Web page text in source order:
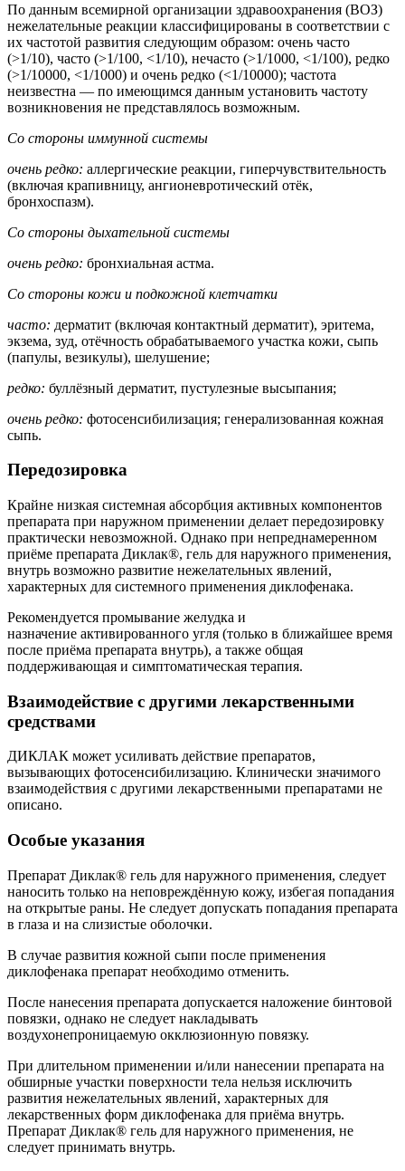
По данным всемирной организации здравоохранения (ВОЗ)
нежелательные реакции классифицированы в соответствии с
их частотой развития следующим образом: очень часто
(>1/10), часто (>1/100, <1/10), нечасто (>1/1000, <1/100), редко
(>1/10000, <1/1000) и очень редко (<1/10000); частота
неизвестна — по имеющимся данным установить частоту
возникновения не представлялось возможным.
Со стороны иммунной системы
очень редко: аллергические реакции, гиперчувствительность
(включая крапивницу, ангионевротический отёк,
бронхоспазм).
Со стороны дыхательной системы
очень редко: бронхиальная астма.
Со стороны кожи и подкожной клетчатки
часто: дерматит (включая контактный дерматит), эритема,
экзема, зуд, отёчность обрабатываемого участка кожи, сыпь
(папулы, везикулы), шелушение;
редко: буллёзный дерматит, пустулезные высыпания;
очень редко: фотосенсибилизация; генерализованная кожная
сыпь.
Передозировка
Крайне низкая системная абсорбция активных компонентов
препарата при наружном применении делает передозировку
практически невозможной. Однако при непреднамеренном
приёме препарата Диклак®, гель для наружного применения,
внутрь возможно развитие нежелательных явлений,
характерных для системного применения диклофенака.
Рекомендуется промывание желудка и
назначение активированного угля (только в ближайшее время
после приёма препарата внутрь), а также общая
поддерживающая и симптоматическая терапия.
Взаимодействие с другими лекарственными
средствами
ДИКЛАК может усиливать действие препаратов,
вызывающих фотосенсибилизацию. Клинически значимого
взаимодействия с другими лекарственными препаратами не
описано.
Особые указания
Препарат Диклак® гель для наружного применения, следует
наносить только на неповреждённую кожу, избегая попадания
на открытые раны. Не следует допускать попадания препарата
в глаза и на слизистые оболочки.
В случае развития кожной сыпи после применения
диклофенака препарат необходимо отменить.
После нанесения препарата допускается наложение бинтовой
повязки, однако не следует накладывать
воздухонепроницаемую окклюзионную повязку.
При длительном применении и/или нанесении препарата на
обширные участки поверхности тела нельзя исключить
развития нежелательных явлений, характерных для
лекарственных форм диклофенака для приёма внутрь.
Препарат Диклак® гель для наружного применения, не
следует принимать внутрь.